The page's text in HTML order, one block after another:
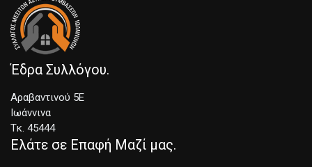
Έδρα Συλλόγου
Αραβαντινού 5Ε
Ιωάννινα
Τκ. 45444
Ελάτε σε Επαφή Μαζί μας